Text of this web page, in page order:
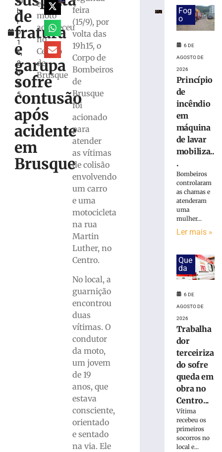
b
r
o
1
6,
2
0
2
5
de
fratura
e
garupa
sofre
contusão
após
acidente
em
Brusque
e
moto
aconteceu
no
Centro
de
Brusque
feira
(15/9), por
volta das
19h15, o
Corpo de
Bombeiros
de
Brusque
foi
acionado
para
atender
as vítimas
de colisão
envolvendo
um carro
e uma
motocicleta
na rua
Martin
Luther, no
Centro.
No local, a
guarnição
encontrou
duas
vítimas. O
condutor
da moto,
um jovem
de 19
anos, que
estava
consciente,
orientado
e sentado
na via. Ele
máquina
mobiliza
Bombeiros,
Brusque
Trabalhador
terceirizado
queda
Centro
Administrativo
Brusque
Funcionária
morre
ônibus
Fog
o
6 DE
AGOSTO DE
2026
Princípio
de
incêndio
em
máquina
de lavar
mobiliza..
.
Bombeiros
controlaram
as chamas e
atenderam
uma
mulher...
Ler mais »
Que
da
6 DE
AGOSTO DE
2026
Trabalha
dor
terceiriza
do sofre
queda em
obra no
Centro...
Vítima
recebeu os
primeiros
socorros no
local e...